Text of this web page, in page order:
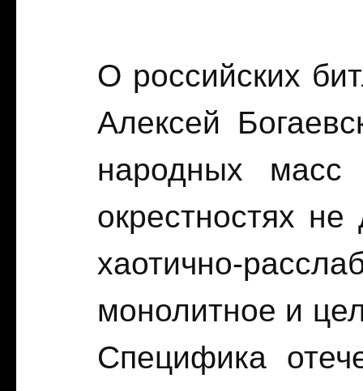
О российских
Алексей
народных
окрестностях
хаотично-
монолитное и
Специфика